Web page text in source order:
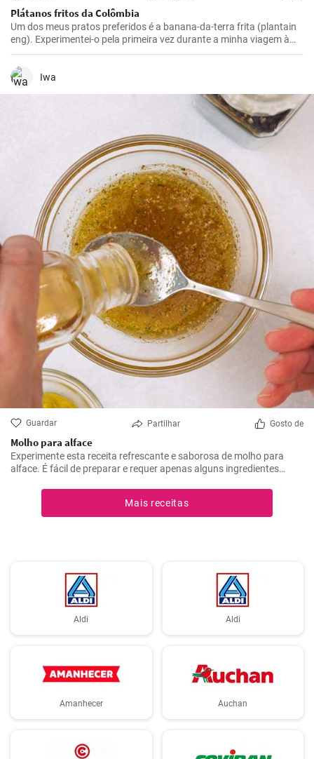
Plátanos fritos da Colômbia
Um dos meus pratos preferidos é a banana-da-terra frita (plantain
eng). Experimentei-o pela primeira vez durante a minha viagem à
Colômbia e achei-o absolutamente delicioso. Agora preparo-o com
muita frequência porque é simples mas incrivelmente saboroso. Os
plátanos são uma verdadeira delícia quando preparados
Iwa
Guardar Partilhar Gosto de
Molho para alface
Experimente esta receita refrescante e saborosa de molho para
alface. É fácil de preparar e requer apenas alguns ingredientes
carne grelhada.
Mais receitas
Aldi Aldi
Amanhecer Auchan